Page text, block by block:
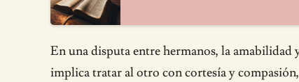
En una disputa entre hermanos, la
implica tratar al otro con cortesía y